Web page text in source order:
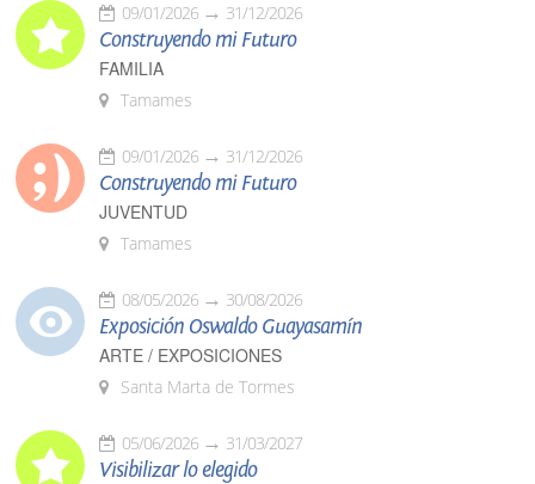
09/01/2026 31/12/2026
Construyendo mi Futuro
FAMILIA
Tamames
09/01/2026 31/12/2026
Construyendo mi Futuro
JUVENTUD
Tamames
08/05/2026 30/08/2026
Exposición Oswaldo Guayasamín
ARTE / EXPOSICIONES
Santa Marta de Tormes
05/06/2026 31/03/2027
Visibilizar lo elegido